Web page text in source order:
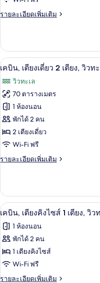
Credit
Premium
Ocean
View
+
F&B
Credit
300,000
KRW
รายละเอียดเพิ่มเติม
ราย
เกี่ยว
กับ
[DiningBox]
Premium
Room
with
Ocean
View
+
F&B
Credit
KRW
เปิด
ภาพถ่าย
ทั้งหมด
ของ
เคบิน,
เตียง
เดี่ยว
2
วิว
ทะเล
(F)
5
เคบิน, เตียงเดี่ยว 2 เตียง, วิวท
วิวทะเล
70 ตารางเมตร
1 ห้องนอน
พักได้ 2 คน
2 เตียงเดี่ยว
Wi-Fi ฟรี
รายละเอียดเพิ่มเติม
ราย
เกี่ยว
กับ
เคบิน,
เดี่ยว
2
วิว
ทะเล
เปิด
ภาพถ่าย
ทั้งหมด
ของ
เคบิน,
เตียง
5
เคบิน, เตียงคิงไซส์ 1 เตียง, วิว
1 ห้องนอน
พักได้ 2 คน
1 เตียงคิงไซส์
Wi-Fi ฟรี
รายละเอียดเพิ่มเติม
ราย